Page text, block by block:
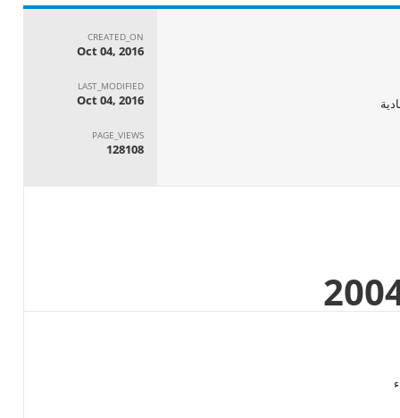
CREATED_ON
Oct 04, 2016
LAST_MODIFIED
Oct 04, 2016
PAGE_VIEWS
128108